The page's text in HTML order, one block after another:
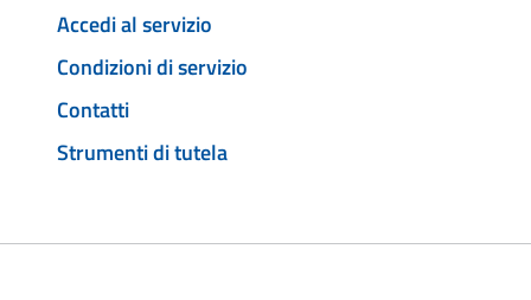
Accedi al servizio
Condizioni di servizio
Contatti
Strumenti di tutela